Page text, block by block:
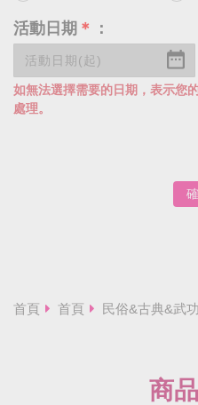
活動日期 ＊ ：
如無法選擇需要的日期，表示您
處理。
首頁 首頁 民俗&古典&武
商